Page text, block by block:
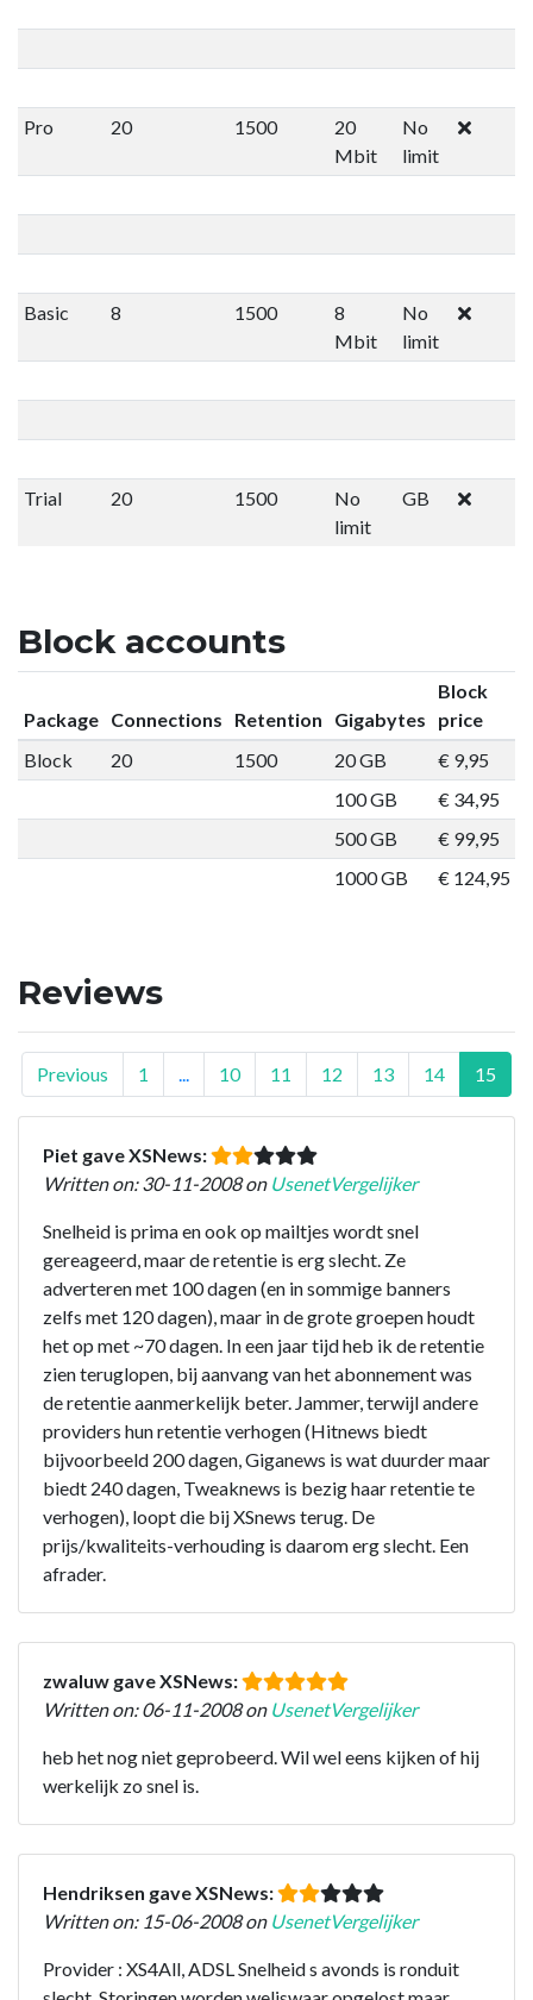
Pro 20 1500
20
Mbit
No
limit
Basic 8 1500
8
Mbit
No
limit
Trial 20 1500
No
limit
GB
Block accounts
Package Connections Retention Gigabytes
Block
price
Block
20 1500 20 GB € 9,95
100 GB
€ 34,95
500 GB
€ 99,95
1000 GB
€ 124,95
Reviews
Previous 1 10 11 12 13 14 15
Piet gave XSNews:
Written on: 30-11-2008 on UsenetVergelijker
Snelheid is prima en ook op mailtjes wordt snel
gereageerd, maar de retentie is erg slecht. Ze
adverteren met 100 dagen (en in sommige banners
zelfs met 120 dagen), maar in de grote groepen houdt
het op met ~70 dagen. In een jaar tijd heb ik de retentie
zien teruglopen, bij aanvang van het abonnement was
de retentie aanmerkelijk beter. Jammer, terwijl andere
providers hun retentie verhogen (Hitnews biedt
bijvoorbeeld 200 dagen, Giganews is wat duurder maar
biedt 240 dagen, Tweaknews is bezig haar retentie te
verhogen), loopt die bij XSnews terug. De
prijs/kwaliteits-verhouding is daarom erg slecht. Een
afrader.
zwaluw gave XSNews:
Written on: 06-11-2008 on UsenetVergelijker
heb het nog niet geprobeerd. Wil wel eens kijken of hij
werkelijk zo snel is.
Hendriksen gave XSNews:
Written on: 15-06-2008 on UsenetVergelijker
Provider : XS4All, ADSL Snelheid s avonds is ronduit